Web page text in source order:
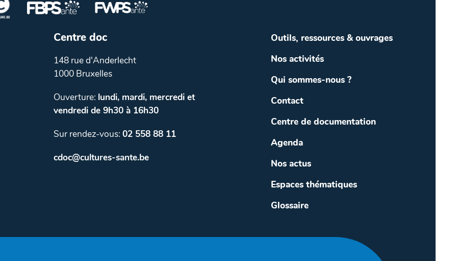
Centre doc
148 rue d'Anderlecht
1000 Bruxelles
Ouverture: lundi, mardi, mercredi et
vendredi de 9h30 à 16h30
Sur rendez-vous: 02 558 88 11
cdoc@cultures-sante.be
Outils, ressources & ouvrages
Nos activités
Qui sommes-nous ?
Contact
Centre de documentation
Agenda
Nos actus
Espaces thématiques
Glossaire